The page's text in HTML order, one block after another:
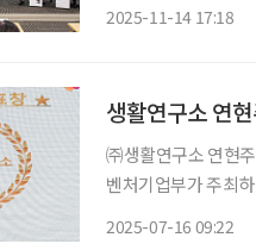
2025-11-14 17:18
생활연구소 연
㈜생활연구소 연현주
벤처기업부가 주최
2025-07-16 09:22